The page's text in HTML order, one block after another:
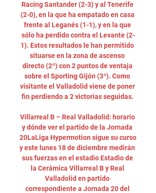
Racing Santander (2-3) y al Tenerife
(2-0), en la que ha empatado en casa
frente al Leganés (1-1), y en la que
sólo ha perdido contra el Levante (2-
1). Estos resultados le han permitido
situarse en la zona de ascenso
directo (2º) con 2 puntos de ventaja
sobre el Sporting Gijón (3º). Como
visitante el Valladolid viene de poner
fin perdiendo a 2 victorias seguidas.
Villarreal B – Real Valladolid: horario
y dónde ver el partido de la Jornada
20LaLiga Hypermotion sigue su curso
y este lunes 18 de diciembre medirán
sus fuerzas en el estadio Estadio de
la Cerámica Villarreal B y Real
Valladolid en partido
correspondiente a Jornada 20 del